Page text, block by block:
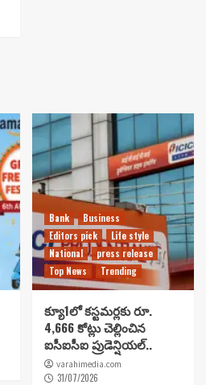
Bank
Business
Editors pick
Life style
National
press release
Top News
Trending
క్యూ1లో కస్టమర్లకు రూ.
4,666 కోట్లు చెల్లించిన
ఐసీఐసీఐ ప్రుడెన్షియల్..
varahimedia.com
31/07/2026